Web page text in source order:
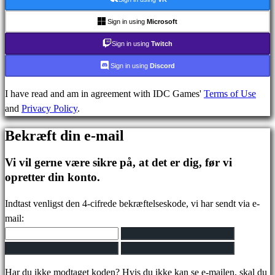
Registrering
Login
Glemt
dit
kodeord?
Skift
sprog
BS
CS
DA
DE
Sign in using Microsoft
Sign in using Twitch
Sign in using Discord
I have read and am in agreement with IDC Games' Terms of Use
and Privacy Policy.
Bekræft din e-mail
Vi vil gerne være sikre på, at det er dig, før vi
opretter din konto.
Indtast venligst den 4-cifrede bekræftelseskode, vi har sendt via e-
mail:
Har du ikke modtaget koden? Hvis du ikke kan se e-mailen, skal du